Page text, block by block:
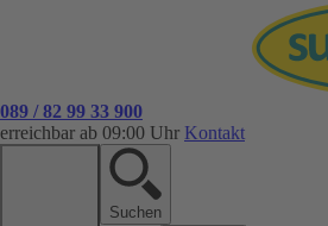
089 / 82 99 33 900
erreichbar ab 09:00 Uhr Kontakt
Suchen